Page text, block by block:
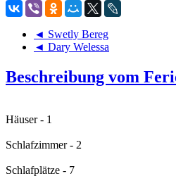
◄ Swetly Bereg
◄ Dary Welessa
Beschreibung vom
Häuser - 1
Schlafzimmer - 2
Schlafplätze - 7